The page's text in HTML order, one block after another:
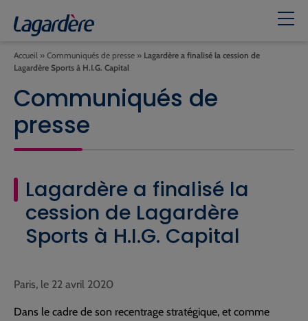
Accueil » Communiqués de presse » Lagardère a finalisé la cession de
Lagardère Sports à H.I.G. Capital
Communiqués de
presse
Lagardère a finalisé la
cession de Lagardère
Sports à H.I.G. Capital
Paris, le 22 avril 2020
Dans le cadre de son recentrage stratégique, et comme